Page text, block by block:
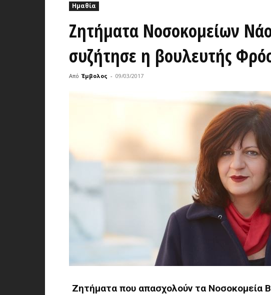
Ημαθία
Ζητήματα Νοσοκομείων
συζήτησε η βουλευτής
Από Έμβολος - 09/03/2017
Ζητήματα που απασχολούν τα Νοσοκομεία